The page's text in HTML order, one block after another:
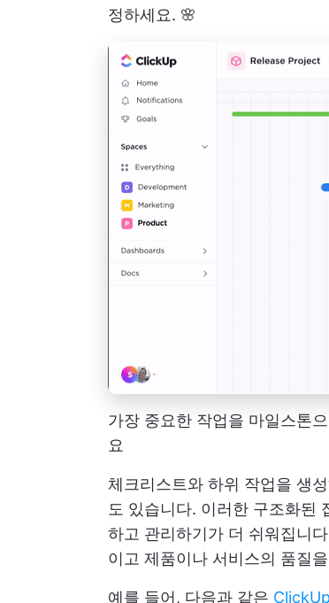
정하세요. 🌸
가장 중요한 작업을 마일스톤
요
체크리스트와 하위 작업을 생
도 있습니다. 이러한 구조화된
하고 관리하기가 더 쉬워집니
이고 제품이나 서비스의 품질
예를 들어, 다음과 같은